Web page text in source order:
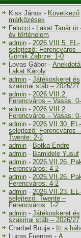
Kiss János - Következő
mérkőzések
Felucci - Lakat Tanár úr
év történelem
admin - 2026.VIII.5. EL-
selejtező: Ferencváros –
Górnik Zabrze: 1-0
Lovas Gábor -
Lakat Károly
admin - Játékoskeret és
szakmai stáb – 2026/27
admin - 2026.VIII.2.
Ferencváros – Vasas:
admin - 2026.VIII.2.
Ferencváros – Vasas:
admin - 2026.VII.30. EL-
selejtező: Ferencváros –
Twente: 2-2
admin - Botka Endre
admin - Bamidele Yusuf
admin - 2026.VII.26.
Ferencváros: 4-2
admin - 2026.VII.26.
Ferencváros: 4-2
admin - 2026.VII.23. EL-
selejtező: Twente –
Ferencváros: 1-2
admin - Játékoskeret és
szakmai stáb – 2026/27
Charbel Bouja- Itt a
Lucas Fuentes - A